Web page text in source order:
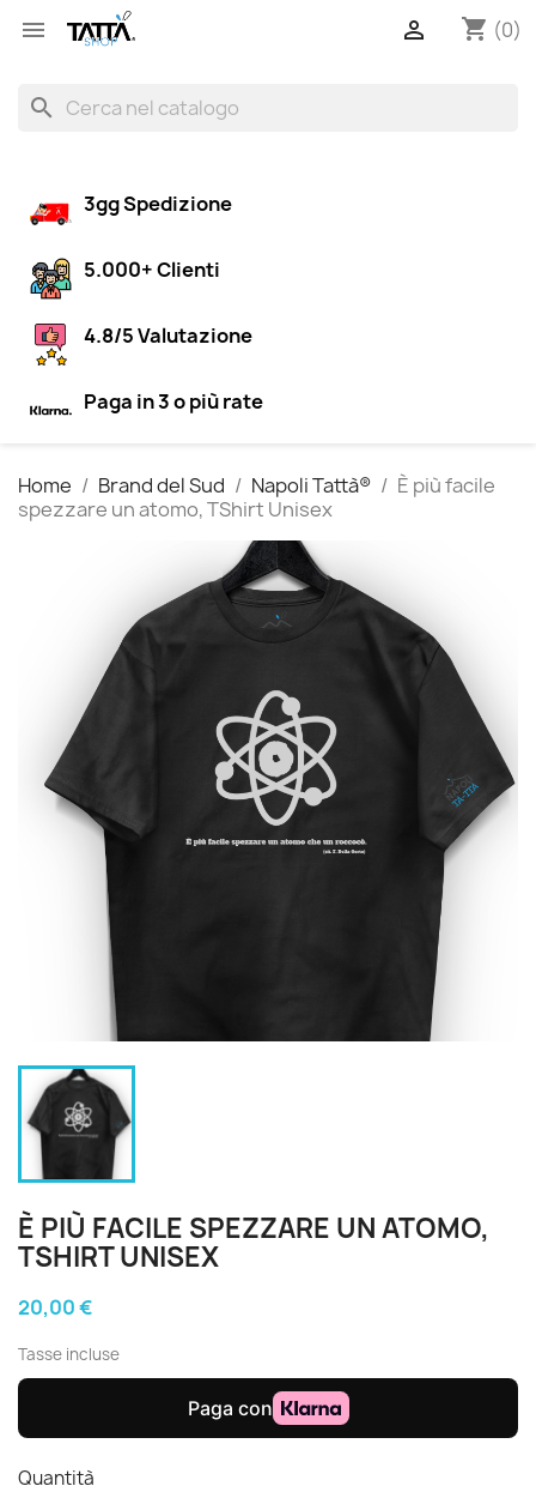
 shopping_cart (0)

search
3gg Spedizione
5.000+ Clienti
4.8/5 Valutazione
Paga in 3 o più rate
Home Brand del Sud Napoli Tattà®
È più facile
spezzare un atomo, TShirt Unisex
È PIÙ FACILE SPEZZARE UN ATOMO,
TSHIRT UNISEX
20,00 €
Tasse incluse
Quantità